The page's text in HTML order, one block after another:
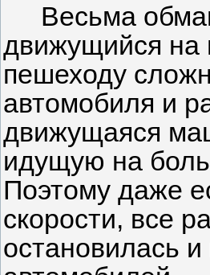
Весьма
движущийся на
пешеходу
автомобиля и
движущаяся
идущую на
Поэтому даже
скорости, все
остановилась